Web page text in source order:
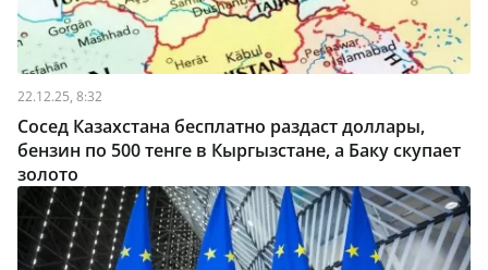
22.12.25, 8:32
Сосед Казахстана бесплатно раздаст доллары,
бензин по 500 тенге в Кыргызстане, а Баку скупает
золото